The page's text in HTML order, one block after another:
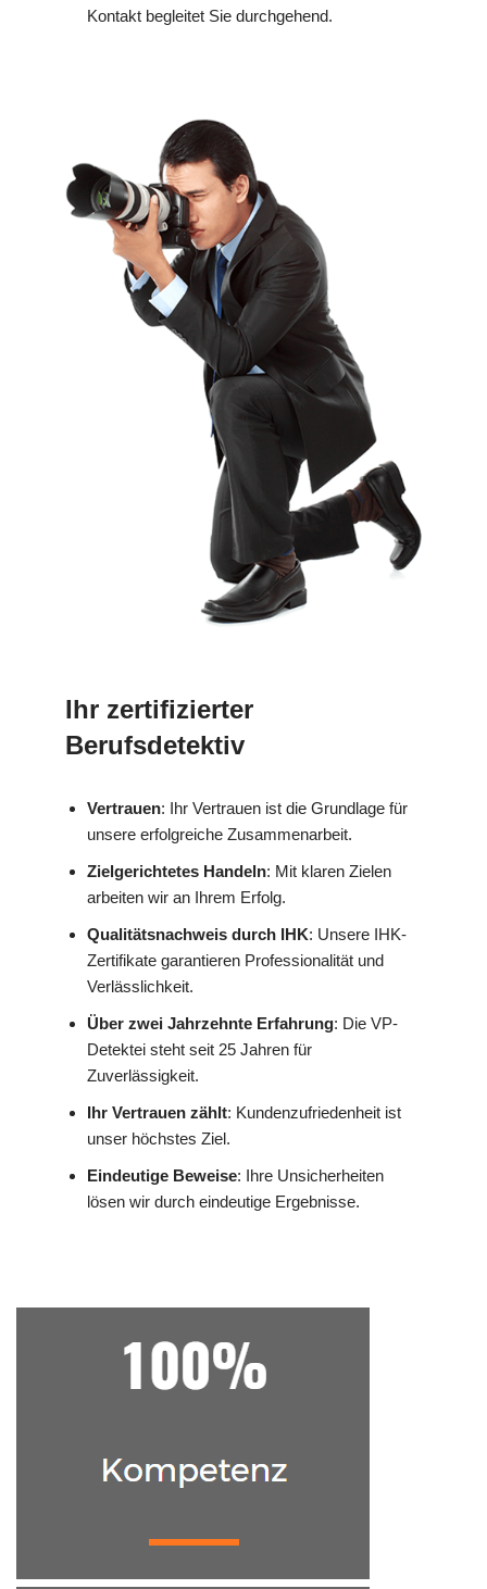
Kontakt begleitet Sie durchgehend.
Ihr zertifizierter
Berufsdetektiv
Vertrauen: Ihr Vertrauen ist die Grundlage für
unsere erfolgreiche Zusammenarbeit.
Zielgerichtetes Handeln: Mit klaren Zielen
arbeiten wir an Ihrem Erfolg.
Qualitätsnachweis durch IHK: Unsere IHK-
Zertifikate garantieren Professionalität und
Verlässlichkeit.
Über zwei Jahrzehnte Erfahrung: Die VP-
Detektei steht seit 25 Jahren für
Zuverlässigkeit.
Ihr Vertrauen zählt: Kundenzufriedenheit ist
unser höchstes Ziel.
Eindeutige Beweise: Ihre Unsicherheiten
lösen wir durch eindeutige Ergebnisse.